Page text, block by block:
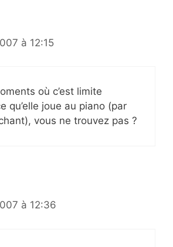
à 12:15
où c’est limite
qu’elle joue au piano (par
vous ne trouvez pas ?
à 12:36